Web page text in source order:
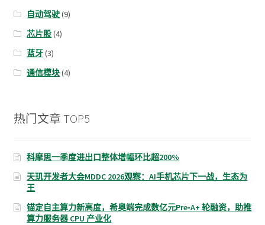
自动驾驶(9)
芯片股(4)
蓝牙(3)
通信模块(4)
热门文章 TOP5
科摩思一季度进出口整体增幅环比超200%
天玑开发者大会MDDC 2026观察：AI手机芯片下一战，生态为
王
锚定自主算力新高度，希奥端完成数亿元Pre‑A+ 轮融资，助推
算力服务器 CPU 产业化